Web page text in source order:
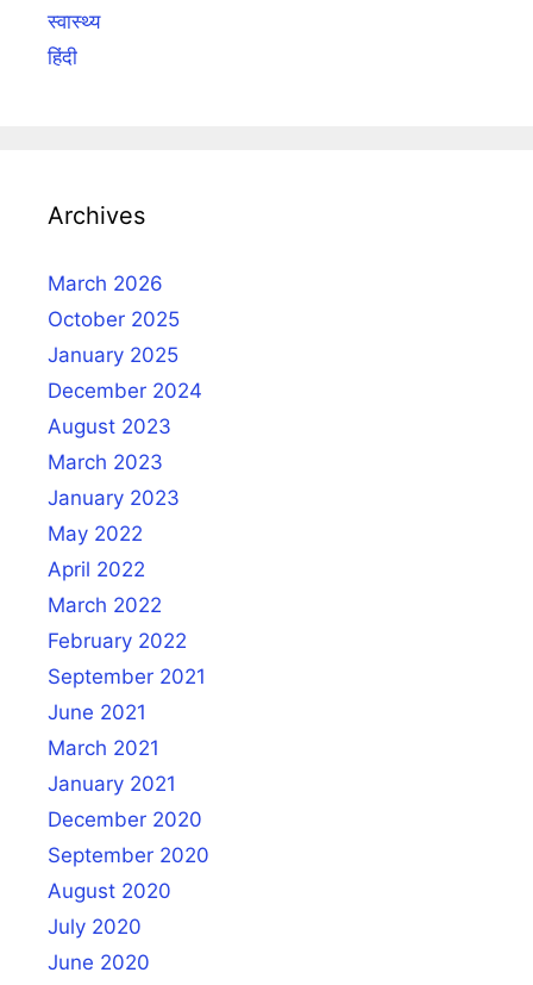
स्वास्थ्य
हिंदी
Archives
March 2026
October 2025
January 2025
December 2024
August 2023
March 2023
January 2023
May 2022
April 2022
March 2022
February 2022
September 2021
June 2021
March 2021
January 2021
December 2020
September 2020
August 2020
July 2020
June 2020